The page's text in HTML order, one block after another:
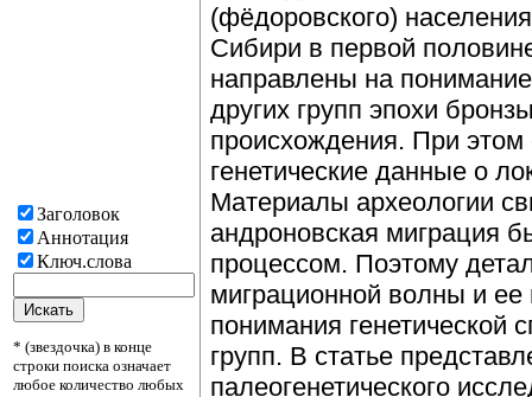
Заголовок
Аннотация
Ключ.слова
* (звездочка) в конце
строки поиска означает
любое количество любых
(фёдоровского)
Сибири в первой
направлены на
других групп эпохи
происхождения. При этом
генетические данные о
Материалы археологии
андроновская миграция
процессом. Поэтому
миграционной волны и
понимания генетической
групп. В статье
палеогенетического